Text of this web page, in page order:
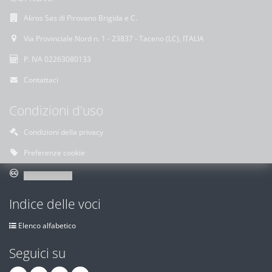
Akros Sas di Pirovano Brigida e C.
Via Provinciale Nord n. 1 - 23837 - Taceno (LC), ITALIA
P. IVA 02263080133
Contattaci
Condizioni d'uso
Condizioni della privacy
Preferenze cookie
Indice delle voci
Elenco alfabetico
Seguici su